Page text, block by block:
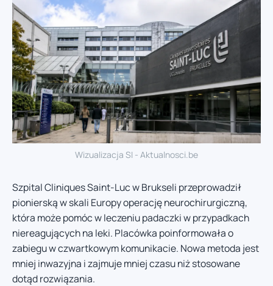
Wizualizacja SI - Aktualnosci.be
Szpital Cliniques Saint-Luc w Brukseli przeprowadził
pionierską w skali Europy operację neurochirurgiczną,
która może pomóc w leczeniu padaczki w przypadkach
niereagujących na leki. Placówka poinformowała o
zabiegu w czwartkowym komunikacie. Nowa metoda jest
mniej inwazyjna i zajmuje mniej czasu niż stosowane
dotąd rozwiązania.